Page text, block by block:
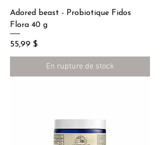
Adored beast - Probiotique Fidos
Flora 40 g
Prix
55,99 $
En rupture de stock